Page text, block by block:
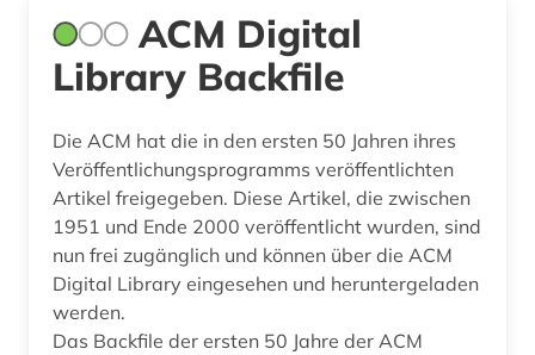
ACM Digital
Library Backfile
Die ACM hat die in den ersten 50 Jahren ihres
Veröffentlichungsprogramms veröffentlichten
Artikel freigegeben. Diese Artikel, die zwischen
1951 und Ende 2000 veröffentlicht wurden, sind
nun frei zugänglich und können über die ACM
Digital Library eingesehen und heruntergeladen
werden.
Das Backfile der ersten 50 Jahre der ACM